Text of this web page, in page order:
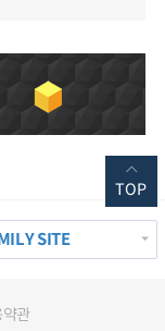
SITE
관
TOP